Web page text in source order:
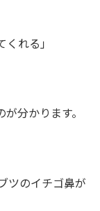
くれる」
分かります。
ツのイチゴ鼻が